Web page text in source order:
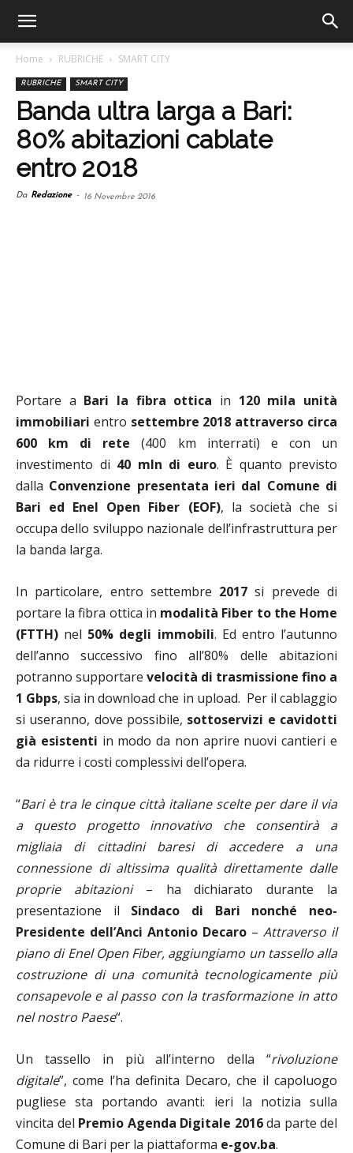
Home RUBRICHE SMART CITY
RUBRICHE SMART CITY
Banda ultra larga a Bari:
80% abitazioni cablate
entro 2018
Da Redazione - 16 Novembre 2016
Portare a Bari la fibra ottica in 120 mila unità
immobiliari entro settembre 2018 attraverso circa
600 km di rete (400 km interrati) e con un
investimento di 40 mln di euro. È quanto previsto
dalla Convenzione presentata ieri dal Comune di
Bari ed Enel Open Fiber (EOF), la società che si
occupa dello sviluppo nazionale dell’infrastruttura per
la banda larga.
In particolare, entro settembre 2017 si prevede di
portare la fibra ottica in modalità Fiber to the Home
(FTTH) nel 50% degli immobili. Ed entro l’autunno
dell’anno successivo fino all’80% delle abitazioni
potranno supportare velocità di trasmissione fino a
1 Gbps, sia in download che in upload. Per il cablaggio
si useranno, dove possibile, sottoservizi e cavidotti
già esistenti in modo da non aprire nuovi cantieri e
da ridurre i costi complessivi dell’opera.
“Bari è tra le cinque città italiane scelte per dare il via
a questo progetto innovativo che consentirà a
migliaia di cittadini baresi di accedere a una
connessione di altissima qualità direttamente dalle
proprie abitazioni– ha dichiarato durante la
presentazione il Sindaco di Bari nonché neo-
Presidente dell’Anci Antonio Decaro – Attraverso il
piano di Enel Open Fiber, aggiungiamo un tassello alla
costruzione di una comunità tecnologicamente più
consapevole e al passo con la trasformazione in atto
nel nostro Paese“.
Un tassello in più all’interno della “rivoluzione
digitale”, come l’ha definita Decaro, che il capoluogo
pugliese sta portando avanti: ieri la notizia sulla
vincita del Premio Agenda Digitale 2016da parte del
Comune di Bari per la piattaforma e-gov.ba.